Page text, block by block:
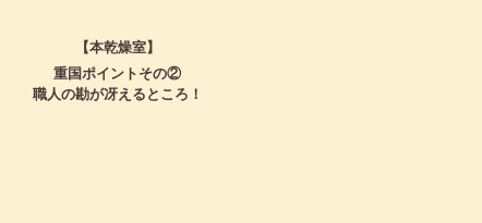
【本乾燥室】
重国ポイントその②
職人の勘が冴えるところ！